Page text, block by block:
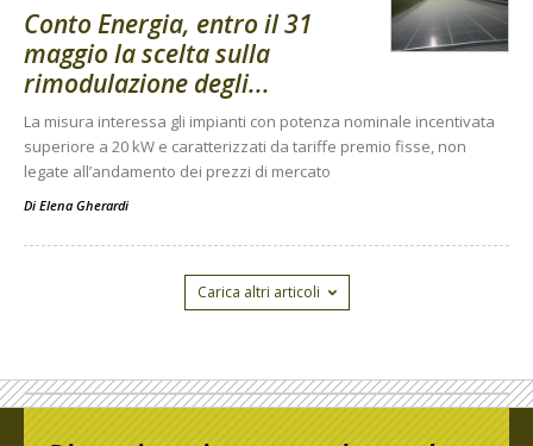
Conto Energia, entro il 31
maggio la scelta sulla
rimodulazione degli...
La misura interessa gli impianti con potenza nominale incentivata
superiore a 20 kW e caratterizzati da tariffe premio fisse, non
legate all’andamento dei prezzi di mercato
Di Elena Gherardi
Carica altri articoli